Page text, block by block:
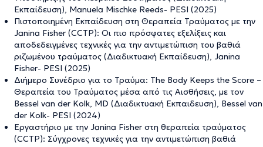
Εκπαίδευση), Manuela Mischke Reeds- PESI (2025)
Πιστοποιημένη Εκπαίδευση στη Θεραπεία Τραύματος με την
Janina Fisher (CCTP): Οι πιο πρόσφατες εξελίξεις και
αποδεδειγμένες τεχνικές για την αντιμετώπιση του βαθιά
ριζωμένου τραύματος (Διαδικτυακή Εκπαίδευση), Janina
Fisher- PESI (2025)
Διήμερο Συνέδριο για το Τραύμα: The Body Keeps the Score –
Θεραπεία του Τραύματος μέσα από τις Αισθήσεις, με τον
Bessel van der Kolk, MD (Διαδικτυακή Εκπαιδευση), Bessel van
der Kolk- PESI (2024)
Εργαστήριο με την Janina Fisher στη θεραπεία τραύματος
(CCTP): Σύγχρονες τεχνικές για την αντιμετώπιση βαθιά